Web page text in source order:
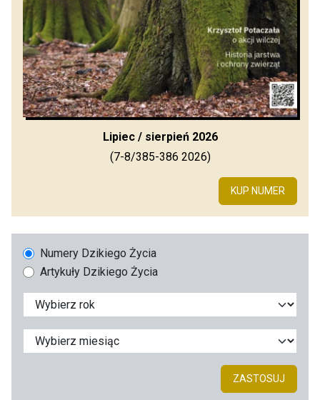
Lipiec / sierpień 2026
(7-8/385-386 2026)
KUP NUMER
Numery Dzikiego Życia
Artykuły Dzikiego Życia
ZASTOSUJ